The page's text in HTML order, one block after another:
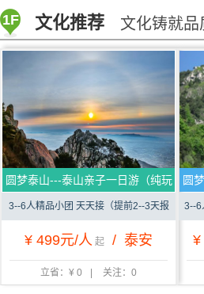
1F 文化推荐 文化铸就
圆梦泰山---泰山亲子一日游（纯玩
0购）
3--6人精品小团 天天接（提前2--3天报
名）
¥ 499元/人 起 / 泰安
立省：¥ 0 关注：0
圆
3--6
¥